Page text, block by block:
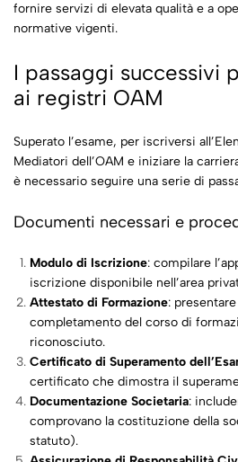
fornire servizi di elevata qualità e a
normative vigenti.
I passaggi successivi
ai registri OAM
Superato l’esame, per iscriversi
Mediatori dell’OAM e iniziare la
è necessario seguire una serie di
Documenti necessari e
Modulo di Iscrizione: compilare
iscrizione disponibile nell’area
Attestato di Formazione:
completamento del corso di
riconosciuto.
Certificato di Superamento
certificato che dimostra il
Documentazione Societaria:
comprovano la costituzione della
statuto).